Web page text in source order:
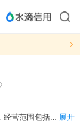
简介：滑县艺匠装饰有限公司,2019年10月08日成立，经营范围包括室内外装饰工程、安防工程、防水工程、钢结构工程、门窗工程设计、水电安装、电气工程； 展开